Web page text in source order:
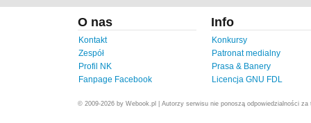
O nas
Kontakt
Zespół
Profil NK
Fanpage Facebook
Info
Konkursy
Patronat medialny
Prasa & Banery
Licencja GNU FDL
© 2009-2026 by Webook.pl | Autorzy serwisu nie ponoszą odpowiedzialności